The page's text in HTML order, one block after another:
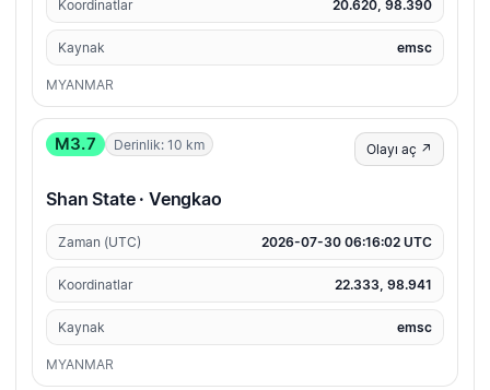
Koordinatlar 20.620, 98.390
Kaynak emsc
MYANMAR
M3.7 Derinlik: 10 km Olayı aç ↗
Shan State · Vengkao
Zaman (UTC) 2026-07-30 06:16:02 UTC
Koordinatlar 22.333, 98.941
Kaynak emsc
MYANMAR